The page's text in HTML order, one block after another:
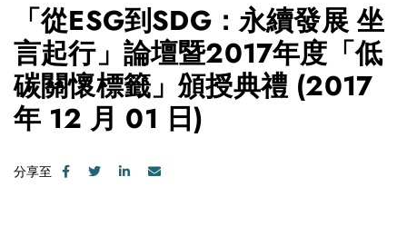
「從ESG到SDG：永續發展 坐
言起行」論壇暨2017年度「低
碳關懷標籤」頒授典禮 (2017
年 12 月 01 日)
分享至